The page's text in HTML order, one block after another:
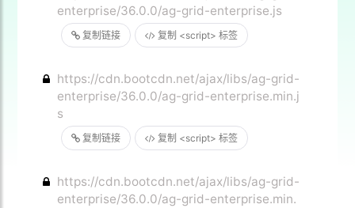
复制链接 复制 <script> 标签
enterprise/36.0.0/ag-grid-enterprise.js
复制链接 复制 <script> 标签
https://cdn.bootcdn.net/ajax/libs/ag-grid-
enterprise/36.0.0/ag-grid-enterprise.min.j
s
https://cdn.bootcdn.net/ajax/libs/ag-grid-
enterprise/36.0.0/ag-grid-enterprise.min.